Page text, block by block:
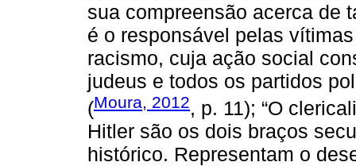
sua compreensão acerca de
é o responsável pelas
racismo, cuja ação social
judeus e todos os partidos
(Moura, 2012, p. 11); “O
Hitler são os dois braços
histórico. Representam o